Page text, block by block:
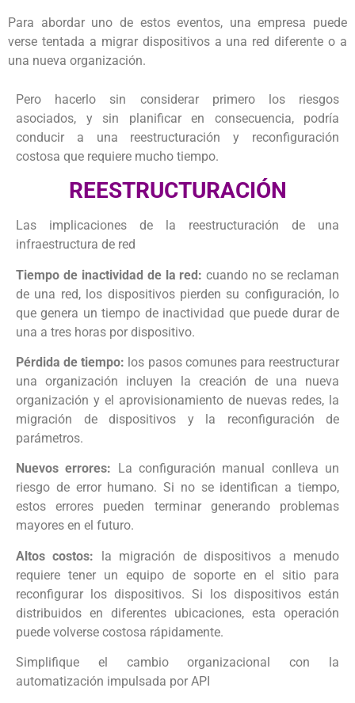
Para abordar uno de estos eventos, una empresa puede
verse tentada a migrar dispositivos a una red diferente o a
una nueva organización.
Pero hacerlo sin considerar primero los riesgos
asociados, y sin planificar en consecuencia, podría
conducir a una reestructuración y reconfiguración
costosa que requiere mucho tiempo.
REESTRUCTURACIÓN
Las implicaciones de la reestructuración de una
infraestructura de red
Tiempo de inactividad de la red: cuando no se reclaman
de una red, los dispositivos pierden su configuración, lo
que genera un tiempo de inactividad que puede durar de
una a tres horas por dispositivo.
Pérdida de tiempo: los pasos comunes para reestructurar
una organización incluyen la creación de una nueva
organización y el aprovisionamiento de nuevas redes, la
migración de dispositivos y la reconfiguración de
parámetros.
Nuevos errores: La configuración manual conlleva un
riesgo de error humano. Si no se identifican a tiempo,
estos errores pueden terminar generando problemas
mayores en el futuro.
Altos costos: la migración de dispositivos a menudo
requiere tener un equipo de soporte en el sitio para
reconfigurar los dispositivos. Si los dispositivos están
distribuidos en diferentes ubicaciones, esta operación
puede volverse costosa rápidamente.
Simplifique el cambio organizacional con la
automatización impulsada por API